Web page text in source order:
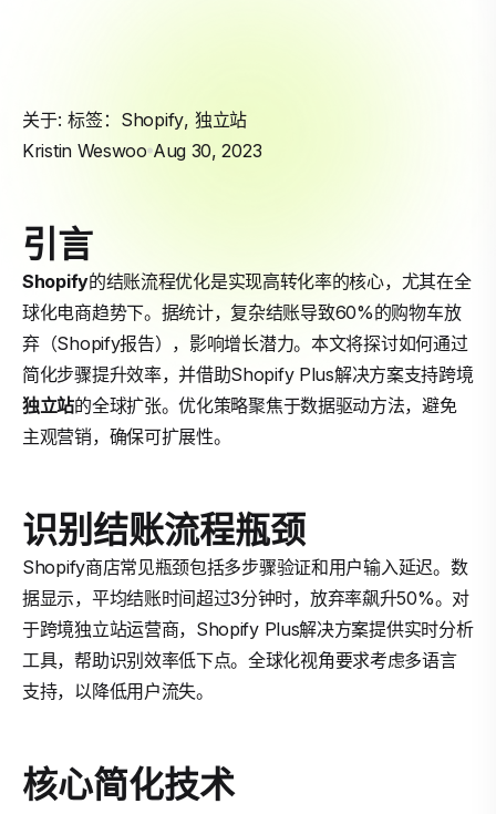
关于: 标签： Shopify, 独立站
Kristin Weswoo Aug 30, 2023
引言
Shopify的结账流程优化是实现高转化率的核心，尤其在全
球化电商趋势下。据统计，复杂结账导致60%的购物车放
弃（Shopify报告），影响增长潜力。本文将探讨如何通过
简化步骤提升效率，并借助Shopify Plus解决方案支持跨境
独立站的全球扩张。优化策略聚焦于数据驱动方法，避免
主观营销，确保可扩展性。
识别结账流程瓶颈
Shopify商店常见瓶颈包括多步骤验证和用户输入延迟。数
据显示，平均结账时间超过3分钟时，放弃率飙升50%。对
于跨境独立站运营商，Shopify Plus解决方案提供实时分析
工具，帮助识别效率低下点。全球化视角要求考虑多语言
支持，以降低用户流失。
核心简化技术